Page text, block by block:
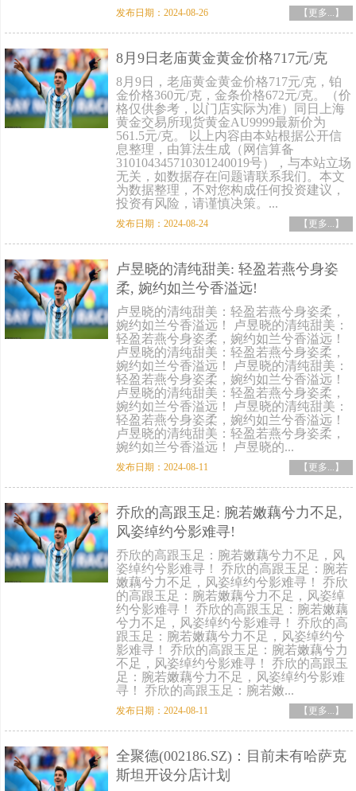
发布日期：2024-08-26 【更多...】
8月9日老庙黄金黄金价格717元/克
8月9日，老庙黄金黄金价格717元/克，铂
金价格360元/克，金条价格672元/克。（价
格仅供参考，以门店实际为准）同日上海
黄金交易所现货黄金AU9999最新价为
561.5元/克。 以上内容由本站根据公开信
息整理，由算法生成（网信算备
310104345710301240019号），与本站立场
无关，如数据存在问题请联系我们。本文
为数据整理，不对您构成任何投资建议，
投资有风险，请谨慎决策。...
发布日期：2024-08-24 【更多...】
卢昱晓的清纯甜美: 轻盈若燕兮身姿
柔, 婉约如兰兮香溢远!
卢昱晓的清纯甜美：轻盈若燕兮身姿柔，
婉约如兰兮香溢远！ 卢昱晓的清纯甜美：
轻盈若燕兮身姿柔，婉约如兰兮香溢远！
卢昱晓的清纯甜美：轻盈若燕兮身姿柔，
婉约如兰兮香溢远！ 卢昱晓的清纯甜美：
轻盈若燕兮身姿柔，婉约如兰兮香溢远！
卢昱晓的清纯甜美：轻盈若燕兮身姿柔，
婉约如兰兮香溢远！ 卢昱晓的清纯甜美：
轻盈若燕兮身姿柔，婉约如兰兮香溢远！
卢昱晓的清纯甜美：轻盈若燕兮身姿柔，
婉约如兰兮香溢远！ 卢昱晓的...
发布日期：2024-08-11 【更多...】
乔欣的高跟玉足: 腕若嫩藕兮力不足,
风姿绰约兮影难寻!
乔欣的高跟玉足：腕若嫩藕兮力不足，风
姿绰约兮影难寻！ 乔欣的高跟玉足：腕若
嫩藕兮力不足，风姿绰约兮影难寻！ 乔欣
的高跟玉足：腕若嫩藕兮力不足，风姿绰
约兮影难寻！ 乔欣的高跟玉足：腕若嫩藕
兮力不足，风姿绰约兮影难寻！ 乔欣的高
跟玉足：腕若嫩藕兮力不足，风姿绰约兮
影难寻！ 乔欣的高跟玉足：腕若嫩藕兮力
不足，风姿绰约兮影难寻！ 乔欣的高跟玉
足：腕若嫩藕兮力不足，风姿绰约兮影难
寻！ 乔欣的高跟玉足：腕若嫩...
发布日期：2024-08-11 【更多...】
全聚德(002186.SZ)：目前未有哈萨克
斯坦开设分店计划